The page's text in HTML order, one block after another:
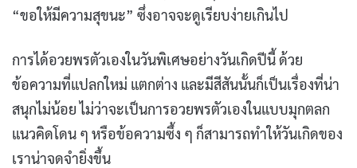
“ขอให้มีความสุขนะ” ซึ่งอาจจะดูเรียบง่ายเกินไป
การได้อวยพรตัวเองในวันพิเศษอย่างวันเกิดปีนี้ ด้วย
ข้อความที่แปลกใหม่ แตกต่าง และมีสีสันนั้นก็เป็นเรื่องที่น่า
สนุกไม่น้อย ไม่ว่าจะเป็นการอวยพรตัวเองในแบบมุกตลก
แนวคิดโดน ๆ หรือข้อความซึ้ง ๆ ก็สามารถทำให้วันเกิดของ
เราน่าจดจำยิ่งขึ้น